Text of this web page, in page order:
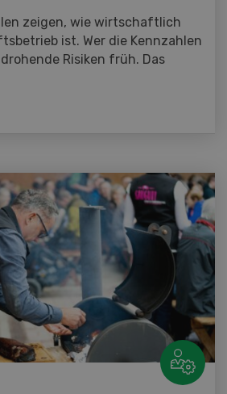
zeigen, wie wirtschaftlich
ist. Wer die Kennzahlen
Risiken früh. Das